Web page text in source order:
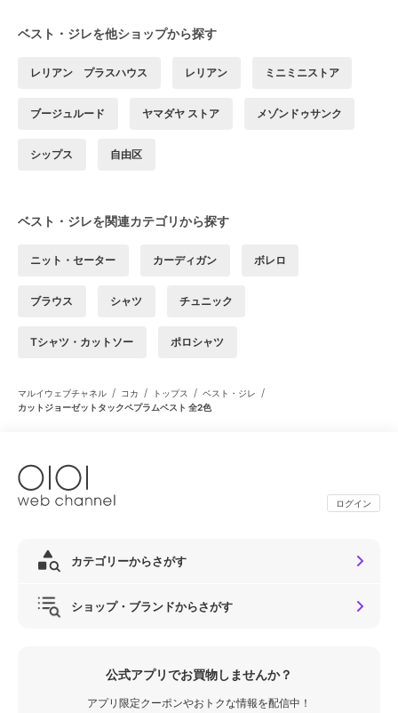
ベスト・ジレを他ショップから探す
レリアン プラスハウス レリアン ミニミニストア
ブージュルード ヤマダヤ ストア メゾンドゥサンク
シップス 自由区
ベスト・ジレを関連カテゴリから探す
ニット・セーター カーディガン ボレロ
ブラウス シャツ チュニック
Tシャツ・カットソー ポロシャツ
マルイウェブチャネル / コカ / トップス / ベスト・ジレ /
カットジョーゼットタックペプラムベスト 全2色
ログイン
カテゴリーからさがす
ショップ・ブランドからさがす
公式アプリでお買物しませんか？
アプリ限定クーポンやおトクな情報を配信中！